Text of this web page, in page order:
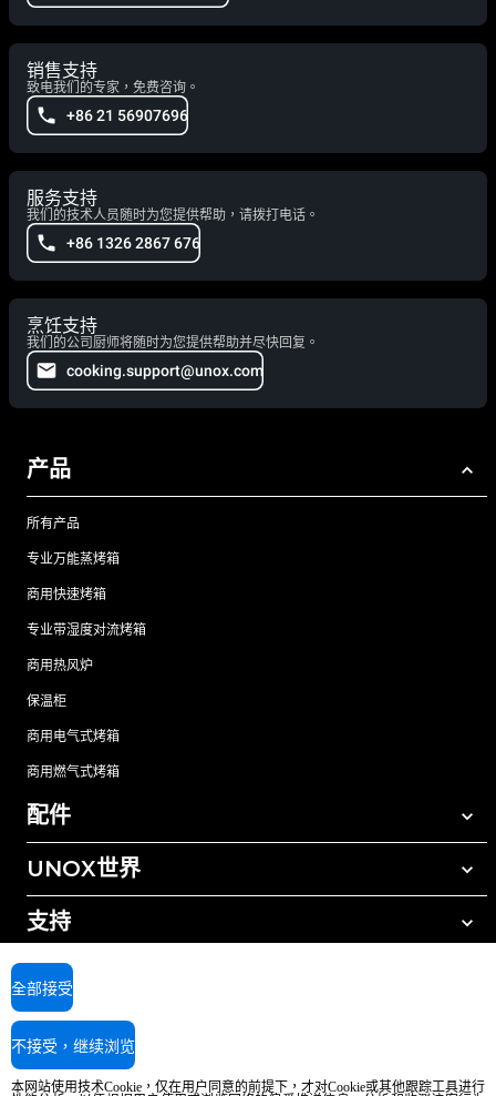
销售支持
致电我们的专家，免费咨询。
+86 21 56907696
服务支持
我们的技术人员随时为您提供帮助，请拨打电话。
+86 1326 2867 676
烹饪支持
我们的公司厨师将随时为您提供帮助并尽快回复。
cooking.support@unox.com
产品
所有产品
专业万能蒸烤箱
商用快速烤箱
专业带湿度对流烤箱
商用热风炉
保温柜
商用电气式烤箱
商用燃气式烤箱
配件
所有配件
手动清洗清洁剂
树脂过滤水处理
反渗透水处理
UNOX世界
我们在全球的办事处
支持
UNOX质保
查找经销商
查找服务中心
AI Content Disclaimer
本网站使用技术Cookie，仅在用户同意的前提下，才对Cookie或其他跟踪工具进行
全部接受
不接受，继续浏览